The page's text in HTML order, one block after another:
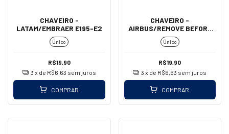
CHAVEIRO -
LATAM/EMBRAER E195-E2
Único
R$19,90
3 x de R$6,63 sem juros
COMPRAR
CHAVEIRO -
AIRBUS/REMOVE BEFORE
FLIGHT (MOSQUETÃO)
Único
R$19,90
3 x de R$6,63 sem juros
COMPRAR